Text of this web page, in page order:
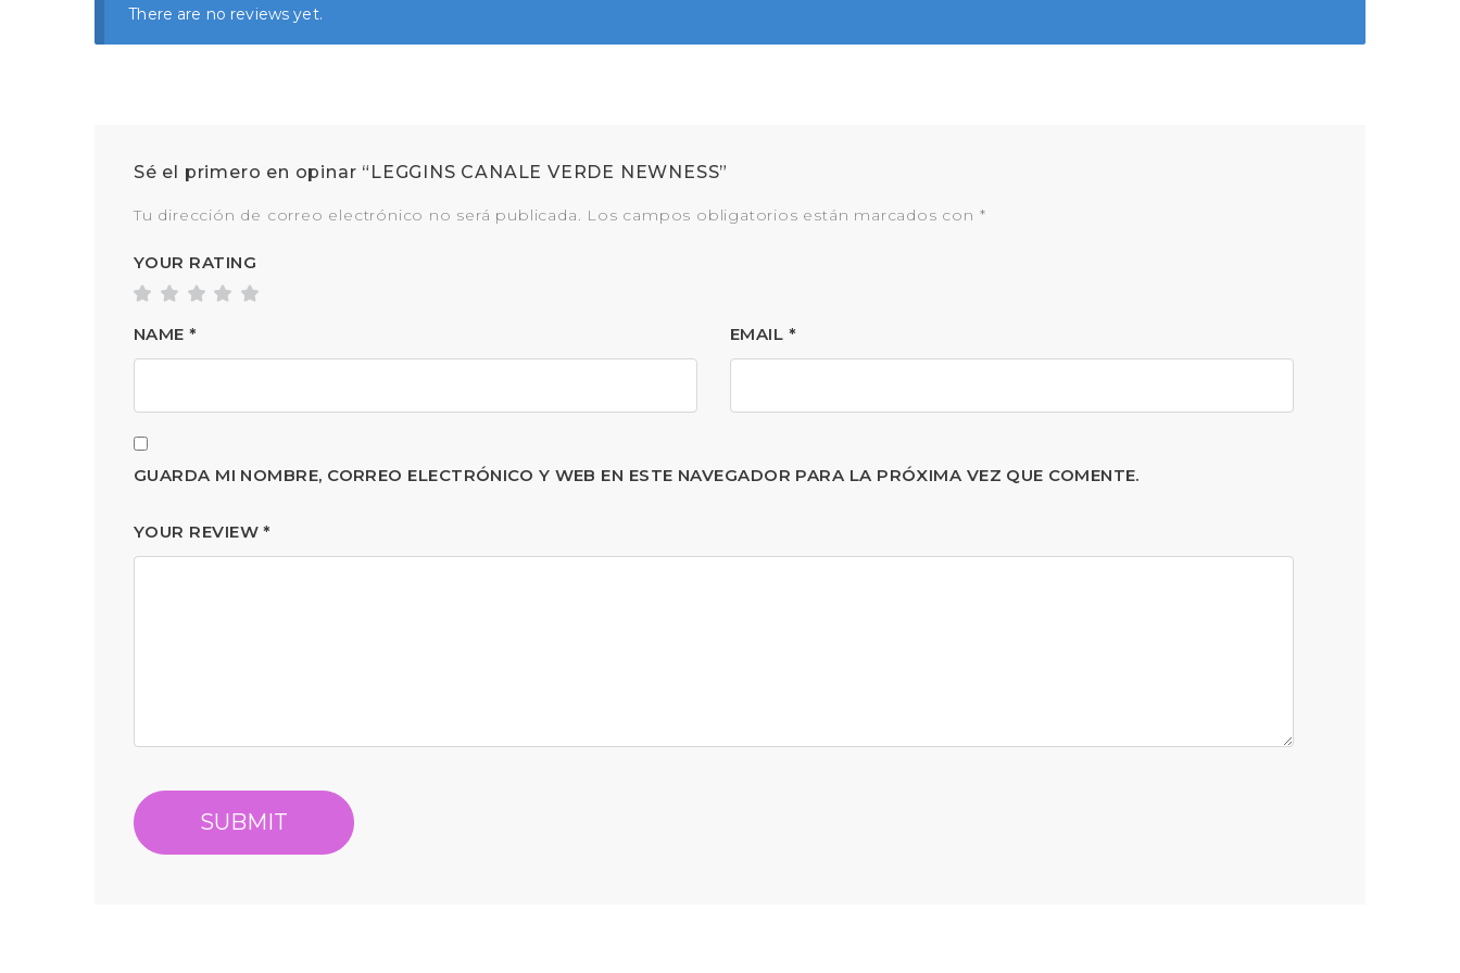
There are no reviews yet.
Sé el primero en opinar “LEGGINS CANALE VERDE NEWNESS”
Tu dirección de correo electrónico no será publicada. Los campos obligatorios están marcados con *
YOUR RATING
YOUR REVIEW*
NAME* EMAIL *
GUARDA MI NOMBRE, CORREO ELECTRÓNICO Y WEB EN ESTE NAVEGADOR PARA LA PRÓXIMA VEZ QUE COMENTE.